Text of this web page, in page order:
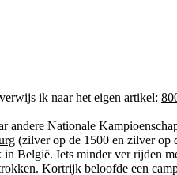
ik naar het eigen artikel:
andere Nationale
(zilver op de 1500 en zilver op
België. Iets minder ver rijden
Kortrijk beloofde een